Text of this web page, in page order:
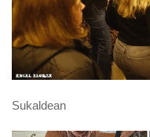
Sukaldean